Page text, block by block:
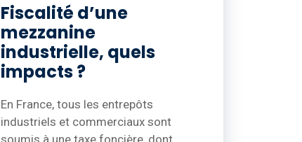
Fiscalité d’une
mezzanine
industrielle, quels
impacts ?
En France, tous les entrepôts
industriels et commerciaux sont
soumis à une taxe foncière, dont ...